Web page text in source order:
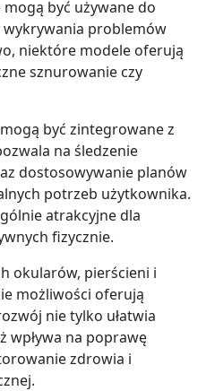
być używane do
problemów
niektóre modele oferują
sznurowanie czy
być zintegrowane z
na śledzenie
dostosowywanie planów
potrzeb użytkownika.
atrakcyjne dla
fizycznie.
okularów, pierścieni i
możliwości oferują
nie tylko ułatwia
wpływa na poprawę
zdrowia i